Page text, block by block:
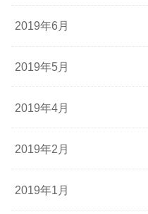
2019年6月
2019年5月
2019年4月
2019年2月
2019年1月